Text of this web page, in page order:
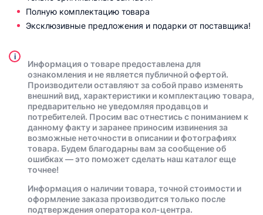
Полную комплектацию товара
Эксклюзивные предложения и подарки от поставщика!
i
Информация о товаре предоставлена для
ознакомления и не является публичной офертой.
Производители оставляют за собой право изменять
внешний вид, характеристики и комплектацию товара,
предварительно не уведомляя продавцов и
потребителей. Просим вас отнестись с пониманием к
данному факту и заранее приносим извинения за
возможные неточности в описании и фотографиях
товара. Будем благодарны вам за сообщение об
ошибках — это поможет сделать наш каталог еще
точнее!
Информация о наличии товара, точной стоимости и
оформление заказа производится только после
подтверждения оператора кол-центра.